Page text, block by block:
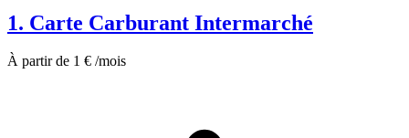
1. Carte Carburant Intermarché
À partir de 1 € /mois